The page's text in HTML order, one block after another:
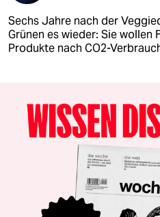
Sechs Jahre nach der
Grünen es wieder: Sie wollen
Produkte nach CO2-